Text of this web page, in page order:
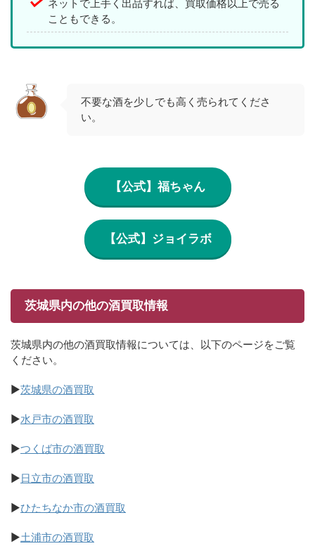
ネットで上手く出品すれば、買取価格以上で売る
こともできる。
不要な酒を少しでも高く売られてくださ
い。
【公式】福ちゃん
【公式】ジョイラボ
茨城県内の他の酒買取情報
茨城県内の他の酒買取情報については、以下のページをご覧
ください。
▶茨城県の酒買取
▶水戸市の酒買取
▶つくば市の酒買取
▶日立市の酒買取
▶ひたちなか市の酒買取
▶土浦市の酒買取